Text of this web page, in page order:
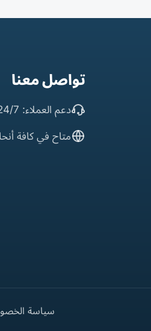
تواصل معنا
دعم العملاء: 24/7
متاح في كافة
سياسة